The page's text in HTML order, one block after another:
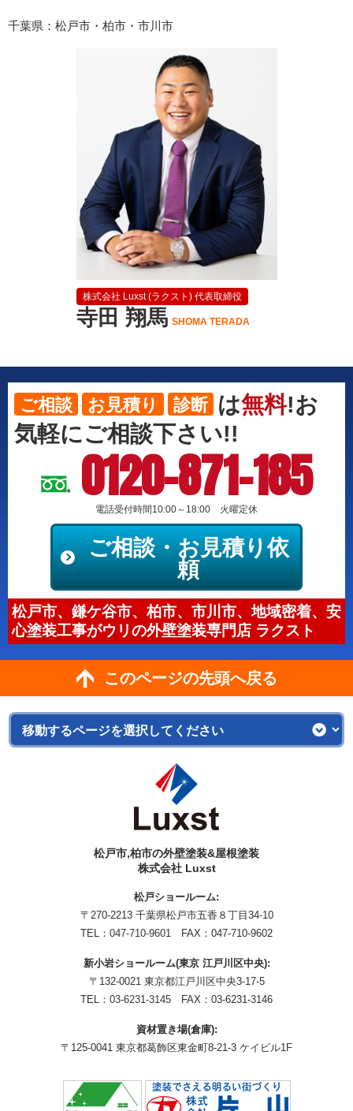
千葉県：松戸市・柏市・市川市
株式会社 Luxst (ラクスト) 代表取締役
寺田 翔馬 SHOMA TERADA
ご相談 お見積り 診断 は無料!お
気軽にご相談下さい!!
0120-871-185
電話受付時間10:00～18:00 火曜定休
ご相談・お見積り依
頼
松戸市、鎌ケ谷市、柏市、市川市、地域密着、安
心塗装工事がウリの外壁塗装専門店 ラクスト
このページの先頭へ戻る
松戸市,柏市の外壁塗装&屋根塗装
株式会社 Luxst
松戸ショールーム:
〒270-2213 千葉県松戸市五香８丁目34-10
TEL： 047-710-9601 FAX：047-710-9602
新小岩ショールーム(東京 江戸川区中央):
〒132-0021 東京都江戸川区中央3-17-5
TEL： 03-6231-3145 FAX：03-6231-3146
資材置き場(倉庫):
〒125-0041 東京都葛飾区東金町8-21-3 ケイビル1F